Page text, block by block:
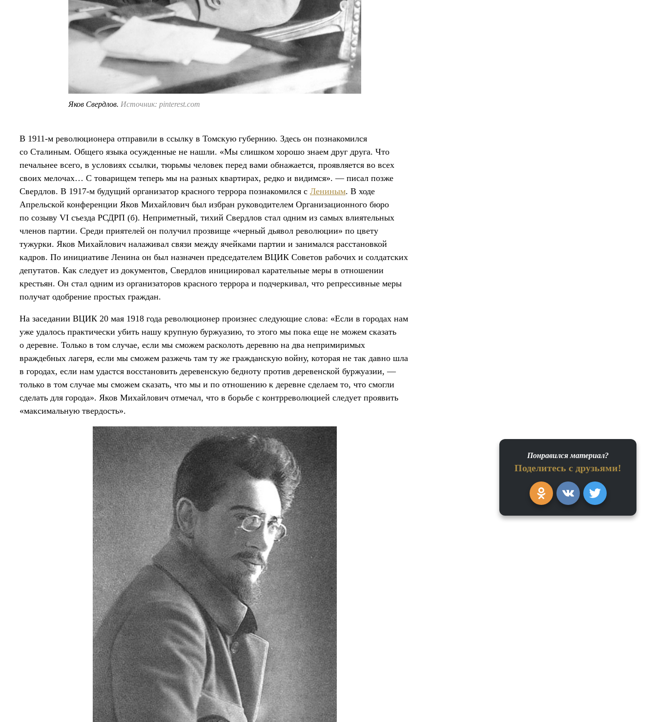
Яков Свердлов. Источник: pinterest.com
В 1911-м революционера отправили в ссылку в Томскую губернию. Здесь он познакомился
со Сталиным. Общего языка осужденные не нашли. «Мы слишком хорошо знаем друг друга. Что
печальнее всего, в условиях ссылки, тюрьмы человек перед вами обнажается, проявляется во всех
своих мелочах… С товарищем теперь мы на разных квартирах, редко и видимся». — писал позже
Свердлов. В 1917-м будущий организатор красного террора познакомился с Лениным. В ходе
Апрельской конференции Яков Михайлович был избран руководителем Организационного бюро
по созыву VI съезда РСДРП (б). Неприметный, тихий Свердлов стал одним из самых влиятельных
членов партии. Среди приятелей он получил прозвище «черный дьявол революции» по цвету
тужурки. Яков Михайлович налаживал связи между ячейками партии и занимался расстановкой
кадров. По инициативе Ленина он был назначен председателем ВЦИК Советов рабочих и солдатских
депутатов. Как следует из документов, Свердлов инициировал карательные меры в отношении
крестьян. Он стал одним из организаторов красного террора и подчеркивал, что репрессивные меры
получат одобрение простых граждан.
На заседании ВЦИК 20 мая 1918 года революционер произнес следующие слова: «Если в городах нам
уже удалось практически убить нашу крупную буржуазию, то этого мы пока еще не можем сказать
о деревне. Только в том случае, если мы сможем расколоть деревню на два непримиримых
враждебных лагеря, если мы сможем разжечь там ту же гражданскую войну, которая не так давно шла
в городах, если нам удастся восстановить деревенскую бедноту против деревенской буржуазии, —
только в том случае мы сможем сказать, что мы и по отношению к деревне сделаем то, что смогли
сделать для города». Яков Михайлович отмечал, что в борьбе с контрреволюцией следует проявить
«максимальную твердость».
Понравился материал?
Поделитесь с друзьями!